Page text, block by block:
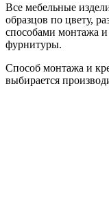
Все мебельные
образцов по цвету,
способами монтажа
фурнитуры.
Способ монтажа и
выбирается